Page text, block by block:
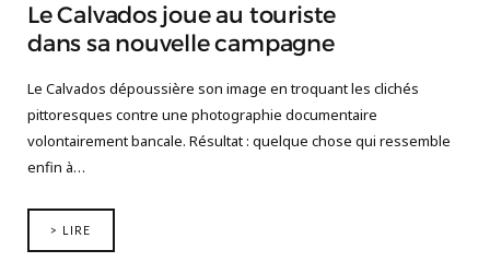
Le Calvados joue au touriste
dans sa nouvelle campagne
Le Calvados dépoussière son image en troquant les clichés
pittoresques contre une photographie documentaire
volontairement bancale. Résultat : quelque chose qui ressemble
enfin à…
> LIRE